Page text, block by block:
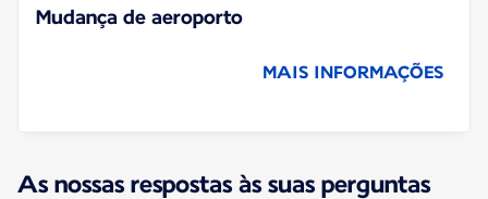
Mudança de aeroporto
MAIS INFORMAÇÕES
As nossas respostas às suas perguntas